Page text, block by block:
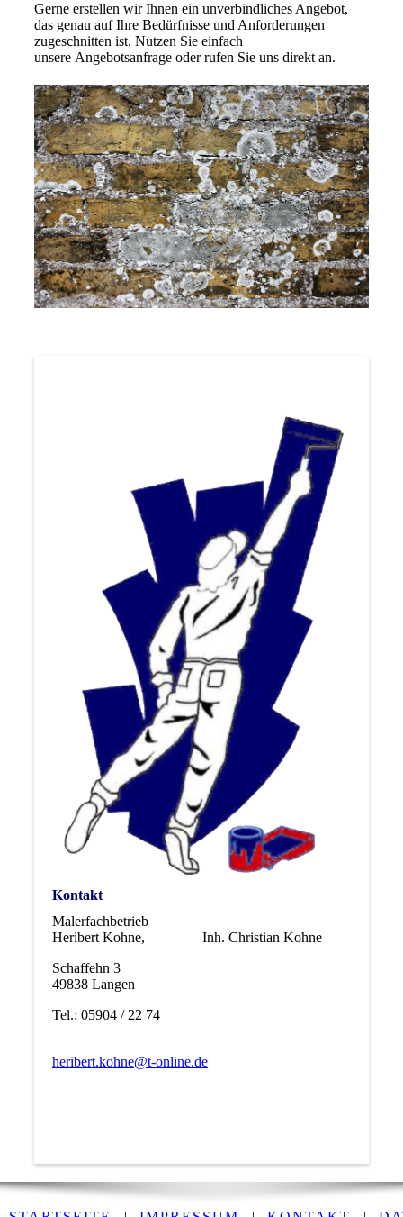
Gerne erstellen wir Ihnen ein unverbindliches Angebot,
das genau auf Ihre Bedürfnisse und Anforderungen
zugeschnitten ist. Nutzen Sie einfach
unsere Angebotsanfrage oder rufen Sie uns direkt an.
Kontakt
Malerfachbetrieb
Heribert Kohne, Inh. Christian Kohne
Schaffehn 3
49838 Langen
Tel.: 05904 / 22 74
heribert.kohne@t-online.de